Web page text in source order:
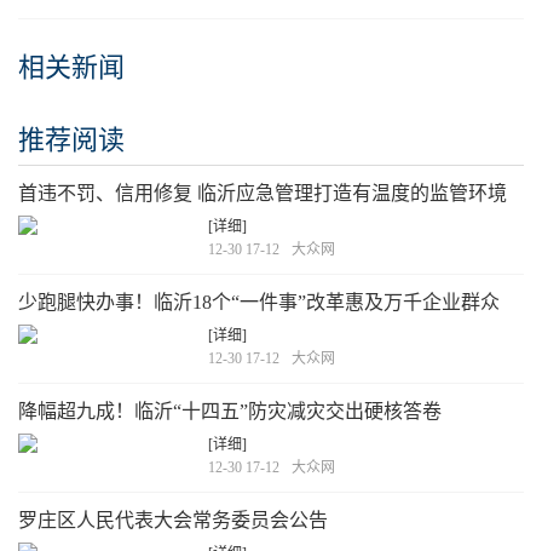
相关新闻
推荐阅读
首违不罚、信用修复 临沂应急管理打造有温度的监管环境
[详细]
12-30 17-12
大众网
少跑腿快办事！临沂18个“一件事”改革惠及万千企业群众
[详细]
12-30 17-12
大众网
降幅超九成！临沂“十四五”防灾减灾交出硬核答卷
[详细]
12-30 17-12
大众网
罗庄区人民代表大会常务委员会公告